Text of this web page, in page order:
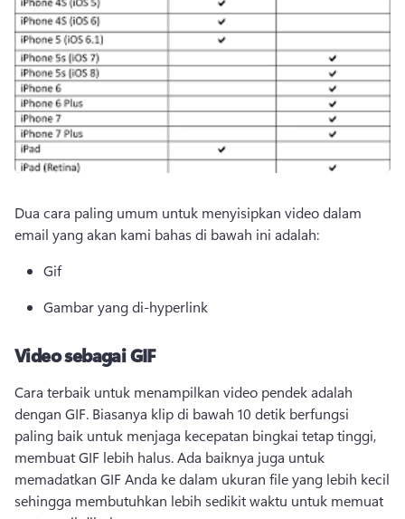
Dua cara paling umum untuk menyisipkan video dalam
email yang akan kami bahas di bawah ini adalah:
Gif
Gambar yang di-hyperlink
Video sebagai GIF
Cara terbaik untuk menampilkan video pendek adalah
dengan GIF. Biasanya klip di bawah 10 detik berfungsi
paling baik untuk menjaga kecepatan bingkai tetap tinggi,
membuat GIF lebih halus. Ada baiknya juga untuk
memadatkan GIF Anda ke dalam ukuran file yang lebih kecil
sehingga membutuhkan lebih sedikit waktu untuk memuat